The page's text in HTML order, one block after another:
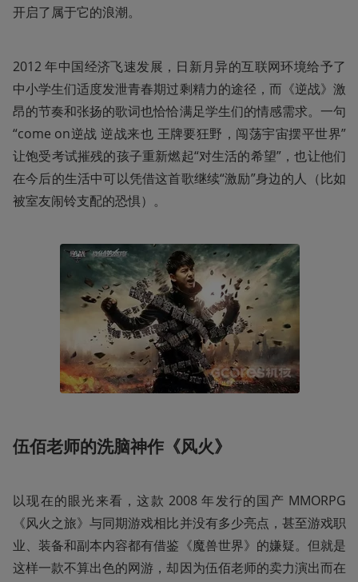
开启了属于它的浪潮。
2012 年中国经济飞速发展，日新月异的互联网环境给予了
中小学生们适度发泄青春期过剩精力的途径，而《逆战》激
昂的节奏和张扬的歌词也恰恰满足学生们的情感需求。一句
“come on逆战 逆战来也 王牌要狂野，闯荡宇宙摆平世界”
让饱受考试摧残的孩子重新燃起“对生活的希望”，也让他们
在今后的生活中可以凭借这首歌继续“激励”身边的人（比如
被室友闹铃支配的恐惧）。
伍佰老师的洗脑神作《风火》
以现在的眼光来看，这款 2008 年发行的国产 MMORPG
《风火之旅》与同期游戏相比并没有多少亮点，甚至游戏职
业、装备和副本内容都有借鉴《魔兽世界》的嫌疑。但就是
这样一款不算出色的网游，却因为伍佰老师的卖力演出而在